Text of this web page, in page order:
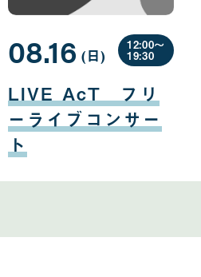
LIVE AcT フリ
ーライブコンサー
ト
08.16
月
16
日
(日曜
日
)
12:00〜
19:30